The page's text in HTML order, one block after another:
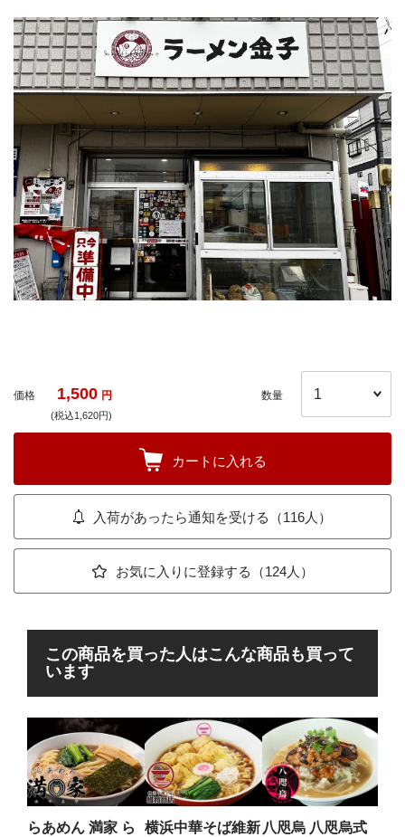
価格 1,500 円
(税込1,620円)
数量
カートに入れる
入荷があったら通知を受ける（116人）
お気に入りに登録する（124人）
この商品を買った人はこんな商品も買って
います
らあめん 満家 ら
横浜中華そば維新 八咫烏 八咫烏式